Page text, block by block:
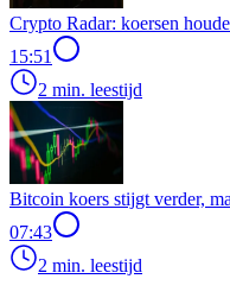
Crypto Radar: koersen
15:51
2 min. leestijd
Bitcoin koers stijgt verder,
07:43
2 min. leestijd